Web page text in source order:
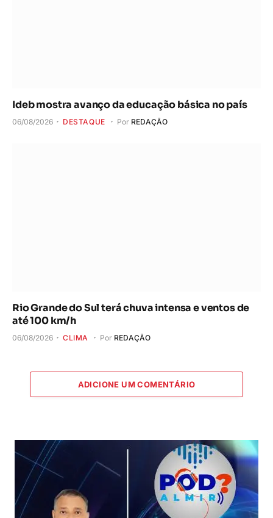
Ideb mostra avanço da educação básica no país
06/08/2026 DESTAQUE Por REDAÇÃO
Rio Grande do Sul terá chuva intensa e ventos de
até 100 km/h
06/08/2026 CLIMA Por REDAÇÃO
ADICIONE UM COMENTÁRIO